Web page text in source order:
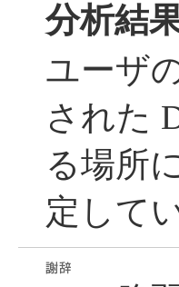
分析結
ユーザ
された
る場所
定して